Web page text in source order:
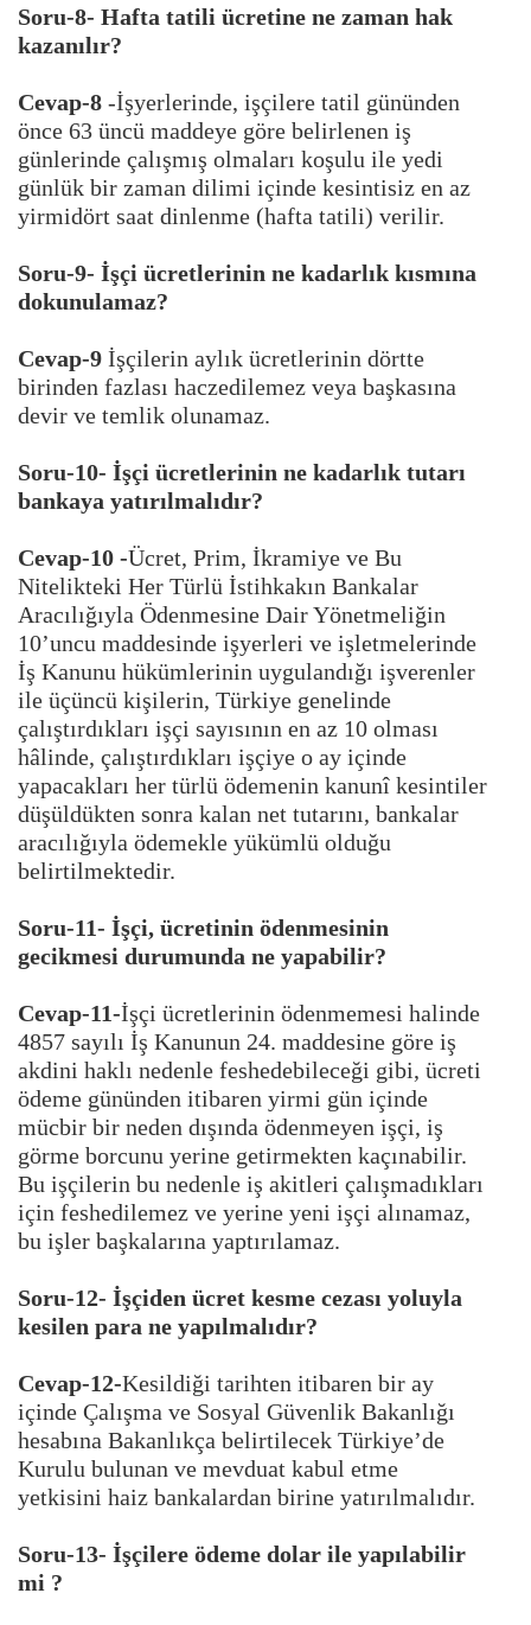
Soru-8- Hafta tatili ücretine ne zaman hak
kazanılır?
Cevap-8 -İşyerlerinde, işçilere tatil gününden
önce 63 üncü maddeye göre belirlenen iş
günlerinde çalışmış olmaları koşulu ile yedi
günlük bir zaman dilimi içinde kesintisiz en az
yirmidört saat dinlenme (hafta tatili) verilir.
Soru-9- İşçi ücretlerinin ne kadarlık kısmına
dokunulamaz?
Cevap-9 İşçilerin aylık ücretlerinin dörtte
birinden fazlası haczedilemez veya başkasına
devir ve temlik olunamaz.
Soru-10- İşçi ücretlerinin ne kadarlık tutarı
bankaya yatırılmalıdır?
Cevap-10 -Ücret, Prim, İkramiye ve Bu
Nitelikteki Her Türlü İstihkakın Bankalar
Aracılığıyla Ödenmesine Dair Yönetmeliğin
10’uncu maddesinde işyerleri ve işletmelerinde
İş Kanunu hükümlerinin uygulandığı işverenler
ile üçüncü kişilerin, Türkiye genelinde
çalıştırdıkları işçi sayısının en az 10 olması
hâlinde, çalıştırdıkları işçiye o ay içinde
yapacakları her türlü ödemenin kanunî kesintiler
düşüldükten sonra kalan net tutarını, bankalar
aracılığıyla ödemekle yükümlü olduğu
belirtilmektedir.
Soru-11- İşçi, ücretinin ödenmesinin
gecikmesi durumunda ne yapabilir?
Cevap-11-İşçi ücretlerinin ödenmemesi halinde
4857 sayılı İş Kanunun 24. maddesine göre iş
akdini haklı nedenle feshedebileceği gibi, ücreti
ödeme gününden itibaren yirmi gün içinde
mücbir bir neden dışında ödenmeyen işçi, iş
görme borcunu yerine getirmekten kaçınabilir.
Bu işçilerin bu nedenle iş akitleri çalışmadıkları
için feshedilemez ve yerine yeni işçi alınamaz,
bu işler başkalarına yaptırılamaz.
Soru-12- İşçiden ücret kesme cezası yoluyla
kesilen para ne yapılmalıdır?
Cevap-12-Kesildiği tarihten itibaren bir ay
içinde Çalışma ve Sosyal Güvenlik Bakanlığı
hesabına Bakanlıkça belirtilecek Türkiye’de
Kurulu bulunan ve mevduat kabul etme
yetkisini haiz bankalardan birine yatırılmalıdır.
Soru-13- İşçilere ödeme dolar ile yapılabilir
mi ?